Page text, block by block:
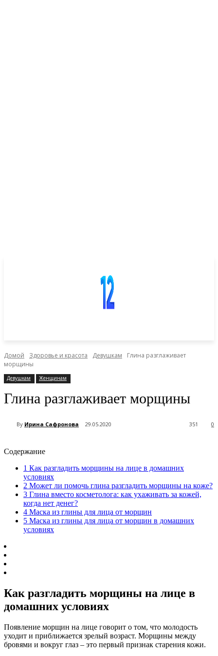
Домой Здоровье и красота Девушкам
Глина разглаживает
морщины
Девушкам Женщинам
Глина разглаживает морщины
By Ирина Сафронова 29.05.2020 0
351
Содержание
1 Как разгладить морщины на лице в домашних
условиях
2 Может ли помочь глина разгладить морщины на коже?
3 Глина вместо косметолога: как ухаживать за кожей,
когда нет денег?
4 Маска из глины для лица от морщин
5 Маска из глины для лица от морщин в домашних
условиях
Как разгладить морщины на лице в
домашних условиях
Появление морщин на лице говорит о том, что молодость
уходит и приближается зрелый возраст. Морщины между
бровями и вокруг глаз – это первый признак старения кожи.